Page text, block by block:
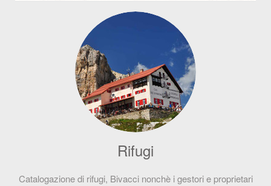
Rifugi
Catalogazione di rifugi, Bivacci nonchè i gestori e proprietari